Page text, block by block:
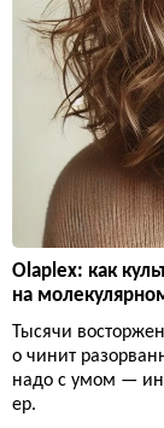
Olaplex: как
на
Тысячи
о чинит
надо с умом —
ер.